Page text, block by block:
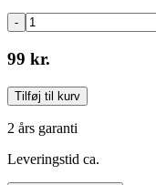
-
99 kr.
Tilføj til kurv
2 års garanti
Leveringstid ca.